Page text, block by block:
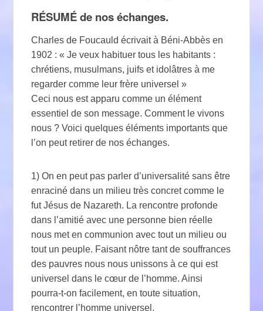
RÉSUMÉ de nos échanges.
Charles de Foucauld écrivait à Béni-Abbès en
1902 : « Je veux habituer tous les habitants :
chrétiens, musulmans, juifs et idolâtres à me
regarder comme leur frère universel »
Ceci nous est apparu comme un élément
essentiel de son message. Comment le vivons
nous ? Voici quelques éléments importants que
l’on peut retirer de nos échanges.
1) On en peut pas parler d’universalité sans être
enraciné dans un milieu très concret comme le
fut Jésus de Nazareth. La rencontre profonde
dans l’amitié avec une personne bien réelle
nous met en communion avec tout un milieu ou
tout un peuple. Faisant nôtre tant de souffrances
des pauvres nous nous unissons à ce qui est
universel dans le cœur de l’homme. Ainsi
pourra-t-on facilement, en toute situation,
rencontrer l’homme universel.